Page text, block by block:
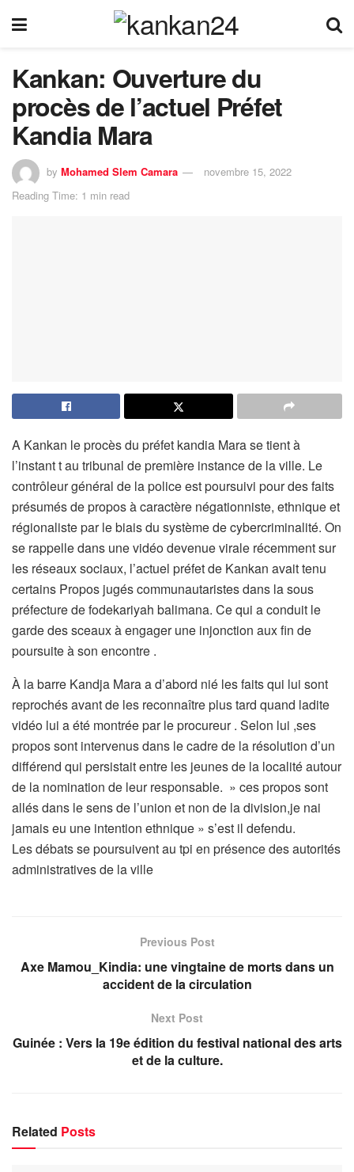
Kankan: Ouverture du
procès de l’actuel Préfet
Kandia Mara
by Mohamed Slem Camara
novembre 15, 2022
Reading Time: 1 min read
A Kankan le procès du préfet kandia Mara se tient à
l’instant t au tribunal de première instance de la ville. Le
contrôleur général de la police est poursuivi pour des faits
présumés de propos à caractère négationniste, ethnique et
régionaliste par le biais du système de cybercriminalité. On
se rappelle dans une vidéo devenue virale récemment sur
les réseaux sociaux, l’actuel préfet de Kankan avait tenu
certains Propos jugés communautaristes dans la sous
préfecture de fodekariyah balimana. Ce qui a conduit le
garde des sceaux à engager une injonction aux fin de
poursuite à son encontre .
À la barre Kandja Mara a d’abord nié les faits qui lui sont
reprochés avant de les reconnaître plus tard quand ladite
vidéo lui a été montrée par le procureur . Selon lui ,ses
propos sont intervenus dans le cadre de la résolution d’un
différend qui persistait entre les jeunes de la localité autour
de la nomination de leur responsable. » ces propos sont
allés dans le sens de l’union et non de la division,je nai
jamais eu une intention ethnique » s’est il defendu.
Les débats se poursuivent au tpi en présence des autorités
administratives de la ville
Previous Post
Axe Mamou_Kindia: une vingtaine de morts dans un
accident de la circulation
Next Post
Guinée : Vers la 19e édition du festival national des arts
et de la culture.
Related Posts